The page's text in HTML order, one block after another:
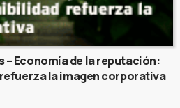
– Economía de la reputación:
la imagen corporativa